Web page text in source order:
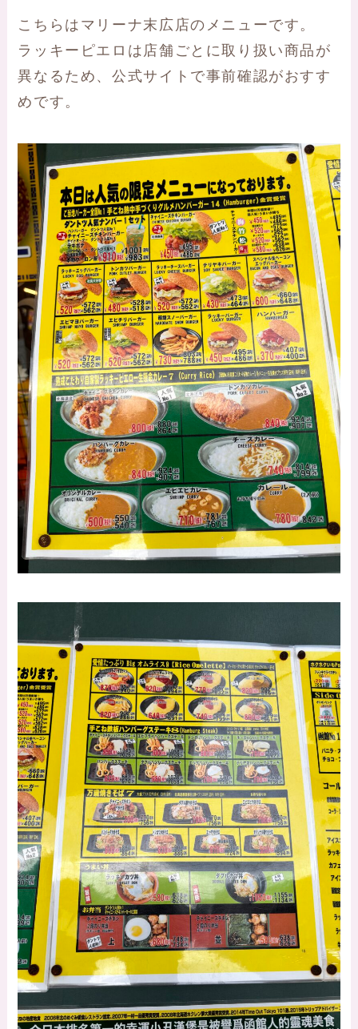
こちらはマリーナ末広店のメニューです。
ラッキーピエロは店舗ごとに取り扱い商品が
異なるため、公式サイトで事前確認がおすす
めです。